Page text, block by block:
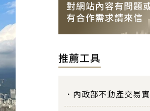
推薦工具
內政部不動產交易